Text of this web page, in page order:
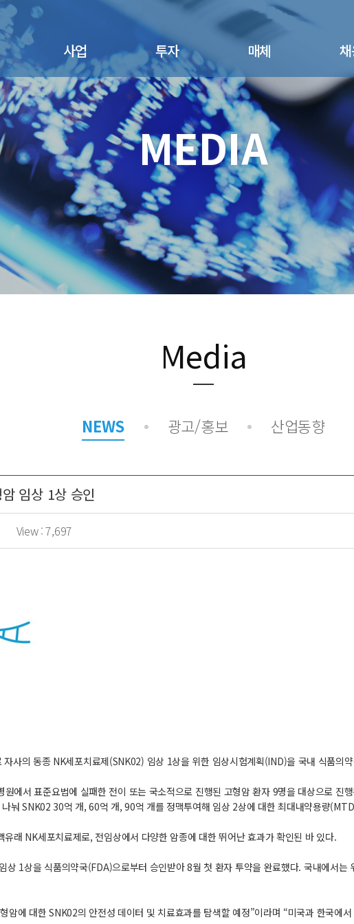
료
사업
면역세포치료제
- 면역세포치료제
- Pipeline
진단키트사업
- NK세포 활성도 검사
- NK뷰키트
- FAQs
건강기능식품
- NK365
연구용시약
반려동물사업
투자
공지사항
주가정보
공시정보
IR 자료실
엔케이젠바이오텍코
리아 스토리
매체
뉴스
광고/홍보
산업동향
채용
채용공
복리후
MEDIA
Media
NEWS 광고/홍보 산업동향
임상 1상 승인
View :7,697
사의 동종 NK세포치료제(SNK02) 임상 1상을 위한 임상시험계획(IND)을 국내 식품의
에서 표준요법에 실패한 전이 또는 국소적으로 진행된 고형암 환자 9명을 대상으로 진
눠 SNK02 30억 개, 60억 개, 90억 개를 정맥투여해 임상 2상에 대한 최대내약용량
래 NK세포치료제로, 전임상에서 다양한 암종에 대한 뛰어난 효과가 확인된 바 있다.
상 1상을 식품의약국(FDA)으로부터 승인받아 8월 첫 환자 투약을 완료했다. 국내에서
암에 대한 SNK02의 안전성 데이터 및 치료효과를 탐색할 예정”이라며 “미국과 한국에